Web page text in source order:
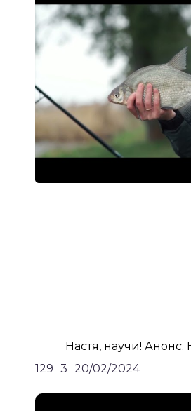
Настя, научи!
129 3 20/02/2024